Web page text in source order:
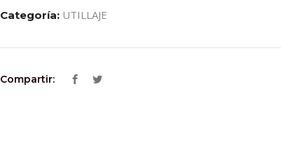
Categoría: UTILLAJE
Compartir: